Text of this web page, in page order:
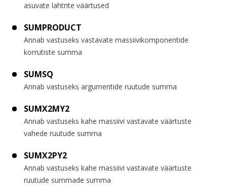
asuvate lahtrite väärtused
SUMPRODUCT
Annab vastuseks vastavate massiivikomponentide
korrutiste summa
SUMSQ
Annab vastuseks argumentide ruutude summa
SUMX2MY2
Annab vastuseks kahe massiivi vastavate väärtuste
vahede ruutude summa
SUMX2PY2
Annab vastuseks kahe massiivi vastavate väärtuste
ruutude summade summa